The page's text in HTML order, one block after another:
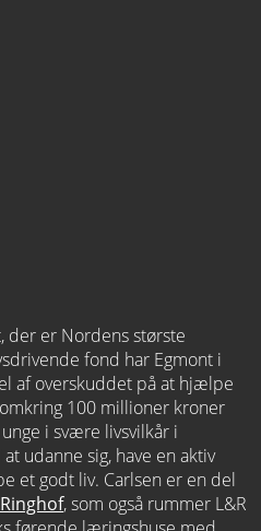
der er Nordens største
fond har Egmont i
af overskuddet på at hjælpe
100 millioner kroner
i svære livsvilkår i
udanne sig, have en aktiv
et godt liv. Carlsen er en del
, som også rummer L&R